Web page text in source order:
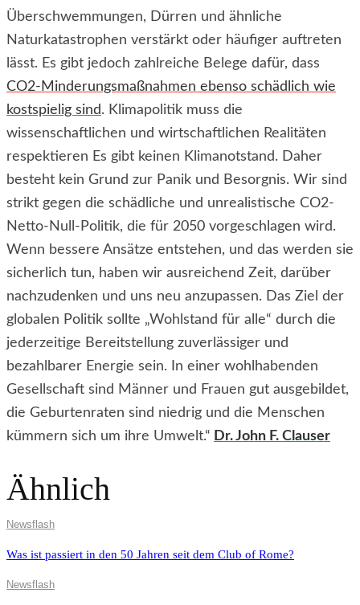
Überschwemmungen, Dürren und ähnliche
Naturkatastrophen verstärkt oder häufiger auftreten
lässt. Es gibt jedoch zahlreiche Belege dafür, dass
CO2-Minderungsmaßnahmen ebenso schädlich wie
kostspielig sind. Klimapolitik muss die
wissenschaftlichen und wirtschaftlichen Realitäten
respektieren Es gibt keinen Klimanotstand. Daher
besteht kein Grund zur Panik und Besorgnis. Wir sind
strikt gegen die schädliche und unrealistische CO2-
Netto-Null-Politik, die für 2050 vorgeschlagen wird.
Wenn bessere Ansätze entstehen, und das werden sie
sicherlich tun, haben wir ausreichend Zeit, darüber
nachzudenken und uns neu anzupassen. Das Ziel der
globalen Politik sollte „Wohlstand für alle“ durch die
jederzeitige Bereitstellung zuverlässiger und
bezahlbarer Energie sein. In einer wohlhabenden
Gesellschaft sind Männer und Frauen gut ausgebildet,
die Geburtenraten sind niedrig und die Menschen
kümmern sich um ihre Umwelt.“ Dr. John F. Clauser
Ähnlich
Newsflash
Was ist passiert in den 50 Jahren seit dem Club of Rome?
Newsflash